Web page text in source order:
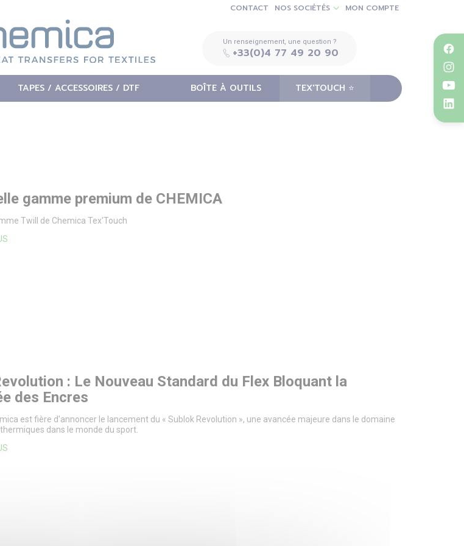
MON COMPTE
NOS SOCIÉTÉS
CONTACT
Un renseignement, une question ?
+33(0)4 77 49 20 90
TAPES / ACCESSOIRES / DTF BOÎTE À OUTILS TEX'TOUCH ⭐️
gamme premium de CHEMICA
Twill de Chemica Tex'Touch
: Le Nouveau Standard du Flex Bloquant la
des Encres
est fière d'annoncer le lancement du « Sublok Revolution », une avancée majeure dans le domaine
dans le monde du sport.